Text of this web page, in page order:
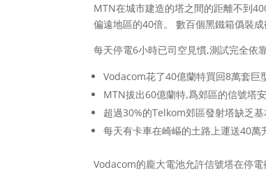
MTN在城市建造的塔之間的距離不到
偏遠地區的40倍。 數百個黑鐵箱僞裝
每天停電6小時已司空見慣,測試完全依
Vodacom花了40億蘭特買回8萬套巨
MTN拔出60億蘭特,爲郊區的信號塔
超過30%的Telkom郊區發射塔缺乏
每天有卡車在崎嶇的土路上運送40萬
Vodacom的龐大電池允許信號塔在停